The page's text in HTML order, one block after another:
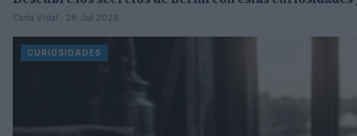
Carla Vidal · 28 Jul 2026
CURIOSIDADES